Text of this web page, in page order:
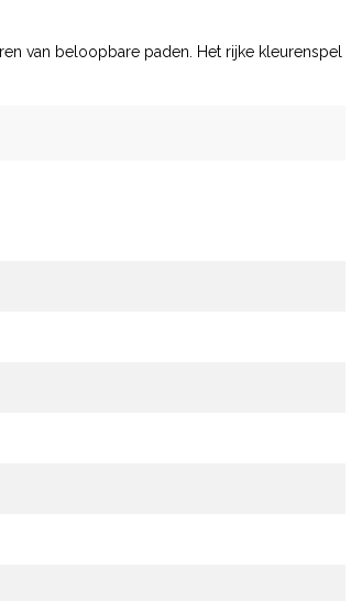
van beloopbare paden. Het rijke kleurenspel